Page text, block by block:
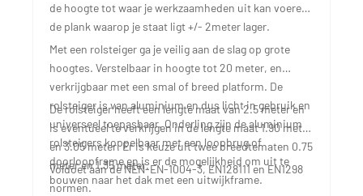
de hoogte tot waar je werkzaamheden uit kan voeren,
de plank waarop je staat ligt +/- 2meter lager.
Met een rolsteiger ga je veilig aan de slag op grote
hoogtes. Verstelbaar in hoogte tot 20 meter, en
verkrijgbaar met een smal of breed platform. De
rolsteiger is van aluminium en dus licht in gebruik en
universeel toepasbaar. Onderling zijn de aluminium
rolsteigers koppelbaar met een loopbrug of
doorloopframe en is er de mogelijkheid om uit te
bouwen naar het dak met een uitwijkframe.
De rolsteiger heeft een lengte maat van 2.5 meter en
is eventueel te verkrijgen in de lengte maat 1.90 meter
en 3.05 meter. Er is keuze uit twee breedtematen 0.75
meter en 1.35 meter.
Voldoet aan de NEN-EN-1004-3, EN128111 en EN1298
normen.